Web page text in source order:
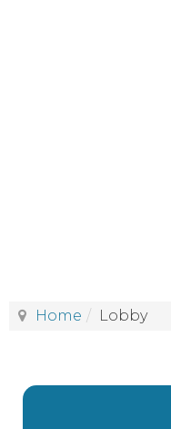
Home Lobby